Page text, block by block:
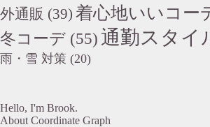
外通販 (39) 着心地いいコー
冬コーデ (55) 通勤スタイ
雨・雪 対策 (20)
Hello, I'm Brook.
About Coordinate Graph